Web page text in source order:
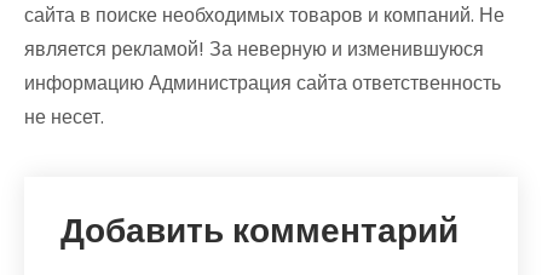
сайта в поиске необходимых товаров и компаний. Не
является рекламой! За неверную и изменившуюся
информацию Администрация сайта ответственность
не несет.
Добавить комментарий